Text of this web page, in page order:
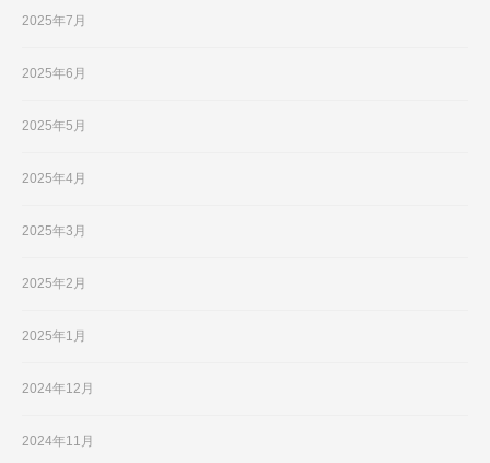
2025年7月
2025年6月
2025年5月
2025年4月
2025年3月
2025年2月
2025年1月
2024年12月
2024年11月